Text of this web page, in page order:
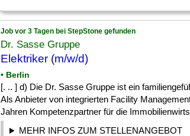
Job vor 3 Tagen bei StepStone gefunden
Dr. Sasse Gruppe
Elektriker (m/w/d)
• Berlin
[. .. ] d) Die Dr. Sasse Gruppe ist ein
Als Anbieter von integrierten Facility
Jahren Kompetenzpartner für die
MEHR INFOS ZUM STELLENANGEBOT